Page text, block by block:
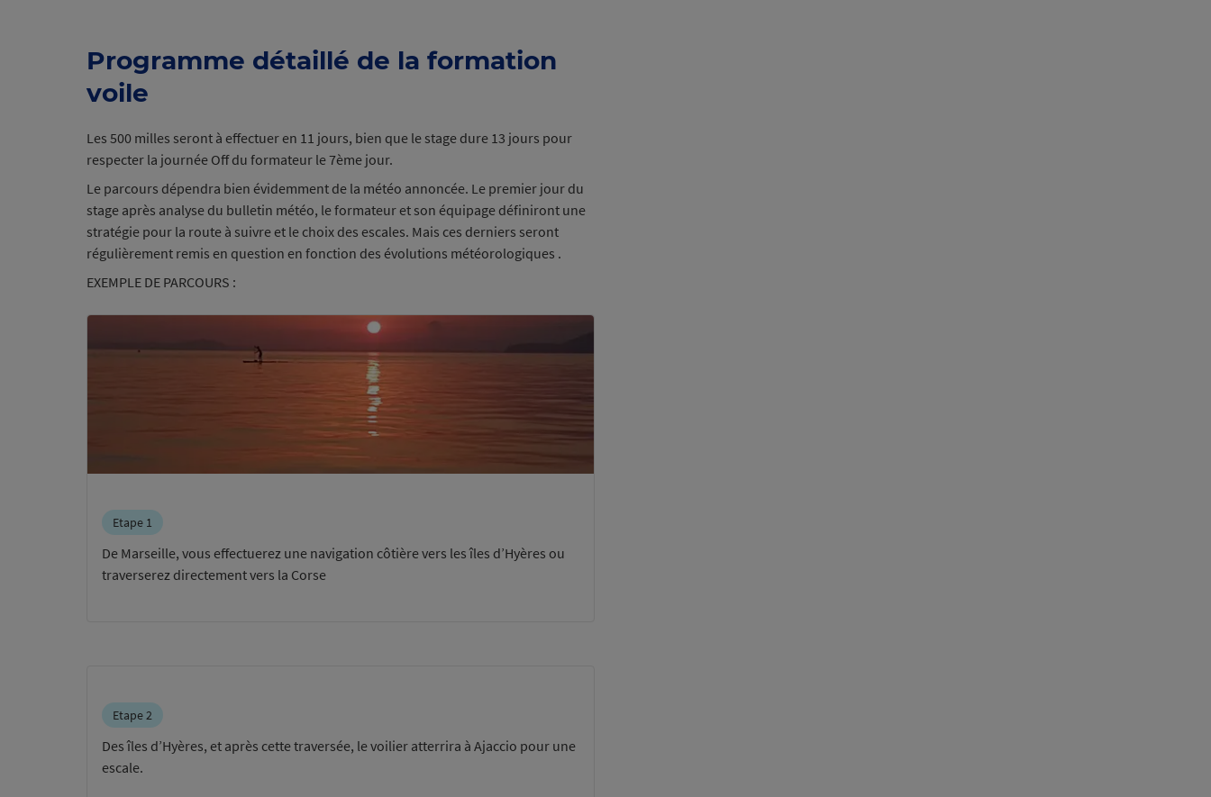
Programme détaillé de la formation
voile
Les 500 milles seront à effectuer en 11 jours, bien que le stage dure 13 jours pour
respecter la journée Off du formateur le 7ème jour.
Le parcours dépendra bien évidemment de la météo annoncée. Le premier jour du
stage après analyse du bulletin météo, le formateur et son équipage définiront une
stratégie pour la route à suivre et le choix des escales. Mais ces derniers seront
régulièrement remis en question en fonction des évolutions météorologiques .
EXEMPLE DE PARCOURS :
Etape 1
De Marseille, vous effectuerez une navigation côtière vers les îles d’Hyères ou
traverserez directement vers la Corse
Etape 2
Des îles d’Hyères, et après cette traversée, le voilier atterrira à Ajaccio pour une
escale.